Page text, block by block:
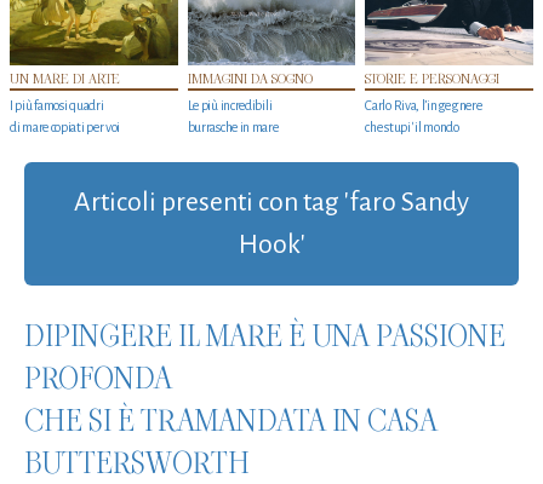
UN MARE DI ARTE
I più famosi quadri
di mare copiati per voi
IMMAGINI DA SOGNO
Le più incredibili
burrasche in mare
STORIE E PERSONAGGI
Carlo Riva, l’ingegnere
che stupi' il mondo
Articoli presenti con tag 'faro Sandy
Hook'
DIPINGERE IL MARE È UNA PASSIONE
PROFONDA
CHE SI È TRAMANDATA IN CASA
BUTTERSWORTH